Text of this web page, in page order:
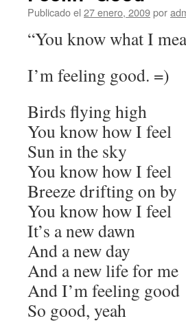
Publicado el 27 enero, 2009por
“You know what I
I’m feeling good. =)
Birds flying high
You know how I feel
Sun in the sky
You know how I feel
Breeze drifting on by
You know how I feel
It’s a new dawn
And a new day
And a new life for me
And I’m feeling good
So good, yeah